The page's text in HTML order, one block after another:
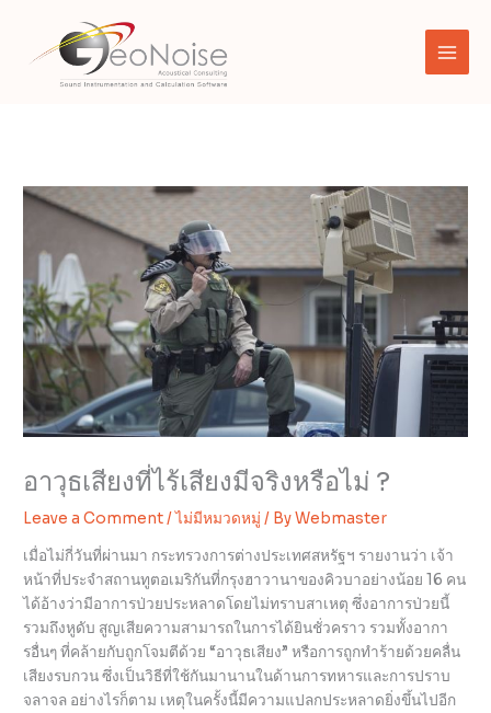
content
อาวุธเสียงที่ไร้เสียงมีจริงหรือไม่ ?
Leave a Comment/ไม่มีหมวดหมู่ / ByWebmaster
เมื่อไม่กี่วันที่ผ่านมา กระทรวงการต่างประเทศสหรัฐฯ รายงานว่า เจ้า
หน้าที่ประจำสถานทูตอเมริกันที่กรุงฮาวานาของคิวบาอย่างน้อย 16 คน
ได้อ้างว่ามีอาการป่วยประหลาดโดยไม่ทราบสาเหตุ ซึ่งอาการป่วยนี้
รวมถึงหูดับ สูญเสียความสามารถในการได้ยินชั่วคราว รวมทั้งอากา
รอื่นๆ ที่คล้ายกับถูกโจมตีด้วย “อาวุธเสียง” หรือการถูกทำร้ายด้วยคลื่น
เสียงรบกวน ซึ่งเป็นวิธีที่ใช้กันมานานในด้านการทหารและการปราบ
จลาจล อย่างไรก็ตาม เหตุในครั้งนี้มีความแปลกประหลาดยิ่งขึ้นไปอีก